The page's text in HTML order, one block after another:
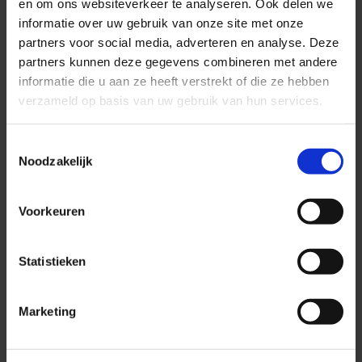
en om ons websiteverkeer te analyseren. Ook delen we
informatie over uw gebruik van onze site met onze
partners voor social media, adverteren en analyse. Deze
partners kunnen deze gegevens combineren met andere
informatie die u aan ze heeft verstrekt of die ze hebben
verzameld op basis van uw gebruik van hun services.
Noodzakelijk
Voorkeuren
Statistieken
Marketing
Met onze medische, marketing en bedrijfskundige kennis
kunnen wij jou als zorgpraktijkhouder op elke schaal helpen bij
de ontwikkeling van jouw praktijk.
koers willen varen.